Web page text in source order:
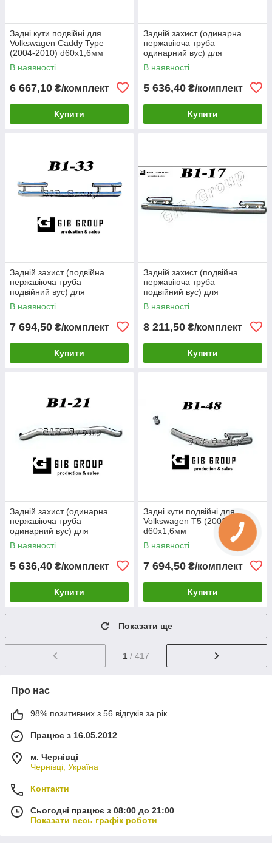
Задні кути подвійні для
Volkswagen Caddy Type
(2004-2010) d60х1,6мм
В наявності
6 667,10 ₴/комплект
Купити
Задній захист (одинарна
нержавіюча труба –
одинарний вус) для
Volkswagen Caddy Type
(2010-2015) d60х1,6мм
В наявності
5 636,40 ₴/комплект
Купити
Задній захист (подвійна
нержавіюча труба –
подвійний вус) для
Volkswagen Sharan I (1999-
2009) d60х1,6мм
В наявності
7 694,50 ₴/комплект
Купити
Задній захист (подвійна
нержавіюча труба –
подвійний вус) для
Volkswagen Sharan I (1999-
2009) d60х1,6мм
В наявності
8 211,50 ₴/комплект
Купити
Задній захист (одинарна
нержавіюча труба –
одинарний вус) для
Volkswagen T5 (2003-2009)
d60х1,6мм
В наявності
5 636,40 ₴/комплект
Купити
Задні кути подвійні для
Volkswagen T5 (2003-2009)
d60х1,6мм
В наявності
7 694,50 ₴/комплект
Купити
Показати ще
1 / 417
Про нас
98% позитивних з 56 відгуків за рік
Працює з 16.05.2012
м. Чернівці
Чернівці, Україна
Контакти
Сьогодні працює з 08:00 до 21:00
Показати весь графік роботи